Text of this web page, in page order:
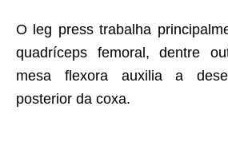
O leg press trabalha
quadríceps femoral, dentre
mesa flexora auxilia a
posterior da coxa.